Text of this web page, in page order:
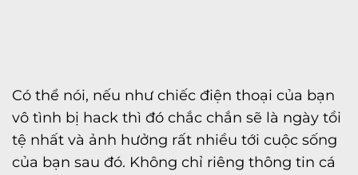
Có thể nói, nếu như chiếc điện thoại của bạn
vô tình bị hack thì đó chắc chắn sẽ là ngày tồi
tệ nhất và ảnh hưởng rất nhiều tới cuộc sống
của bạn sau đó. Không chỉ riêng thông tin cá